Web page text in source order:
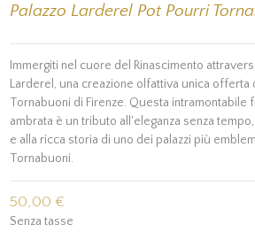
Palazzo Larderel Pot Pourri
Immergiti nel cuore del Rinascimento
Larderel, una creazione olfattiva unica offerta
Tornabuoni di Firenze. Questa intramontabile
ambrata è un tributo all'eleganza senza
e alla ricca storia di uno dei palazzi più
Tornabuoni.
50,00 €
Senza tasse